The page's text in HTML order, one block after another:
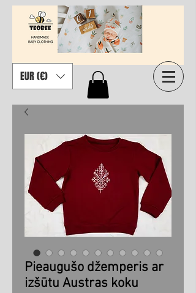
EUR (€)
Pieaugušo džemperis ar
izšūtu Austras koku